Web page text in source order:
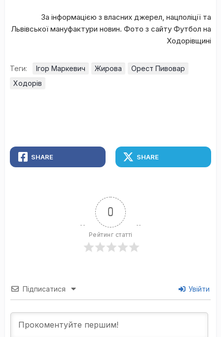
За інформацією з власних джерел, нацполіції та
Львівської мануфактури новин. Фото з сайту Футбол на
Ходорівщині
Теги: Ігор Маркевич Жирова
Орест Пивовар
Ходорів
SHARE SHARE
0
Рейтинг статті
Підписатися Увійти